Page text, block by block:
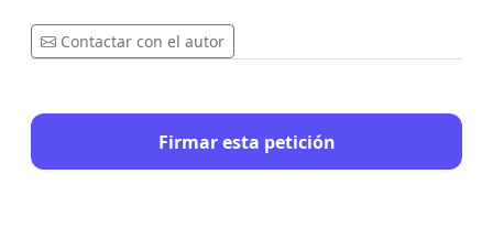
Contactar con el autor
Firmar esta petición